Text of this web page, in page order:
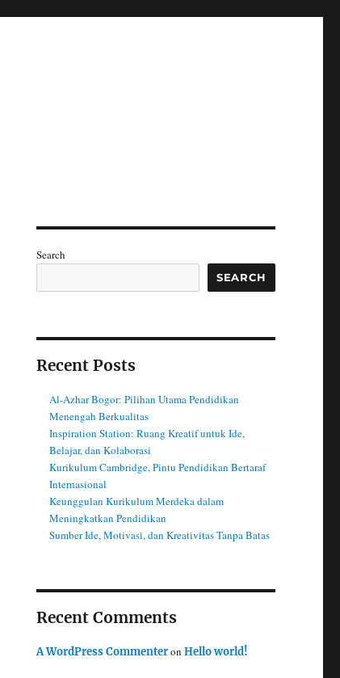
Search
SEARCH
Recent Posts
Al-Azhar Bogor: Pilihan Utama Pendidikan
Menengah Berkualitas
Inspiration Station: Ruang Kreatif untuk Ide,
Belajar, dan Kolaborasi
Kurikulum Cambridge, Pintu Pendidikan Bertaraf
Internasional
Keunggulan Kurikulum Merdeka dalam
Meningkatkan Pendidikan
Sumber Ide, Motivasi, dan Kreativitas Tanpa Batas
Recent Comments
A WordPress Commenteron Hello world!